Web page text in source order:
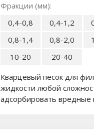
Фракции (мм):
0,4-0,8
0,4-1,2
0,8-1,4
0,8-2,0
10-20
20-40
Кварцевый песок для
жидкости любой
адсорбировать вредные